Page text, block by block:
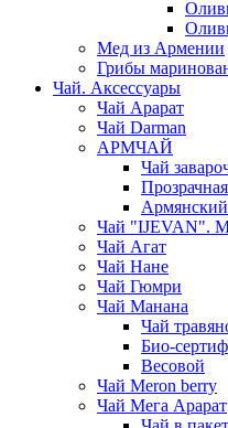
Мед из Армении
Грибы
Чай. Аксессуары
Чай Арарат
Чай Darman
АРМЧАЙ
Чай
Чай "IJEVAN".
Чай Агат
Чай Нане
Чай Гюмри
Чай Манана
Чай
Био-
Весовой
Чай Meron berry
Чай Мега Арарат